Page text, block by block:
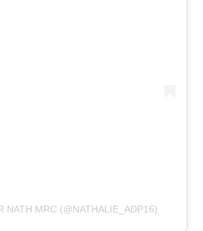
NATH MRC (@NATHALIE_ADP16)